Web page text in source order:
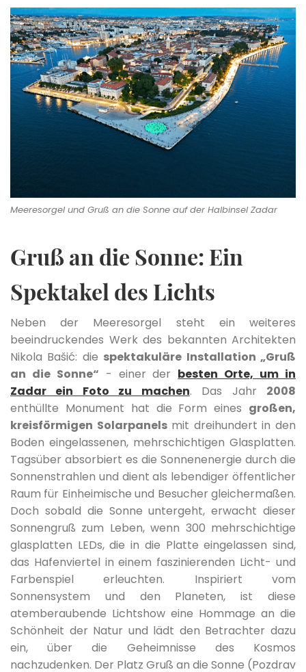
Meeresorgel und Gruß an die Sonne auf der Halbinsel Zadar
Gruß an die Sonne: Ein
Spektakel des Lichts
Neben der Meeresorgel steht ein weiteres
beeindruckendes Werk des bekannten Architekten
Nikola Bašić: die spektakuläre Installation „Gruß
an die Sonne“ - einer der besten Orte, um in
Zadar ein Foto zu machen. Das Jahr 2008
enthüllte Monument hat die Form eines großen,
kreisförmigen Solarpanelsmit dreihundert in den
Boden eingelassenen, mehrschichtigen Glasplatten.
Tagsüber absorbiert es die Sonnenenergie durch die
Sonnenstrahlen und dient als lebendiger öffentlicher
Raum für Einheimische und Besucher gleichermaßen.
Doch sobald die Sonne untergeht, erwacht dieser
Sonnengruß zum Leben, wenn 300 mehrschichtige
glasplatten LEDs, die in die Platte eingelassen sind,
das Hafenviertel in einem faszinierenden Licht- und
Farbenspiel erleuchten. Inspiriert vom
Sonnensystem und den Planeten, ist diese
atemberaubende Lichtshow eine Hommage an die
Schönheit der Natur und lädt den Betrachter dazu
ein, über die Geheimnisse des Kosmos
nachzudenken. Der Platz Gruß an die Sonne (Pozdrav